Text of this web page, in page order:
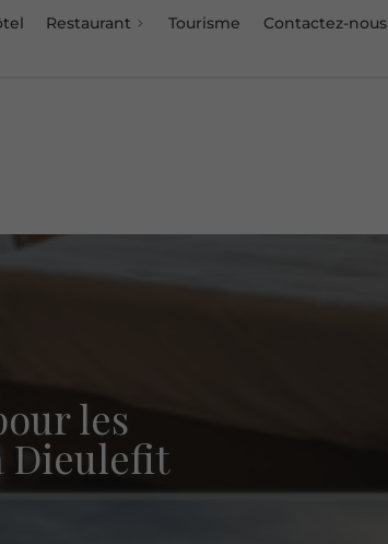
Restaurant Tourisme
Contactez-nous
les
Dieulefit